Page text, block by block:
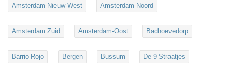
Amsterdam Nieuw-West Amsterdam Noord
Amsterdam Zuid Amsterdam-Oost Badhoevedorp
Barrio Rojo Bergen Bussum De 9 Straatjes